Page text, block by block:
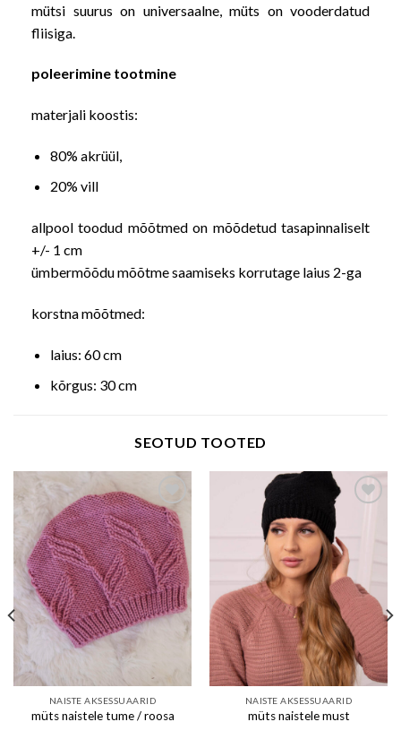
mütsi suurus on universaalne, müts on vooderdatud
fliisiga.
poleerimine tootmine
materjali koostis:
80% akrüül,
20% vill
allpool toodud mõõtmed on mõõdetud tasapinnaliselt
+/- 1 cm
ümbermõõdu mõõtme saamiseks korrutage laius 2-ga
korstna mõõtmed:
laius: 60 cm
kõrgus: 30 cm
SEOTUD TOOTED
Add to wishlist
NAISTE AKSESSUAARID
müts naistele tume / roosa
Add to wishlist
NAISTE AKSESSUAARID
müts naistele must